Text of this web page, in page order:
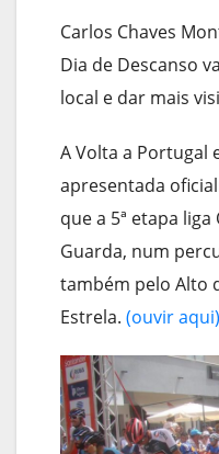
Carlos Chaves
Dia de Descanso
local e dar mais
A Volta a Portugal
apresentada
que a 5ª etapa
Guarda, num
também pelo Alto
Estrela. (ouvir aqui)